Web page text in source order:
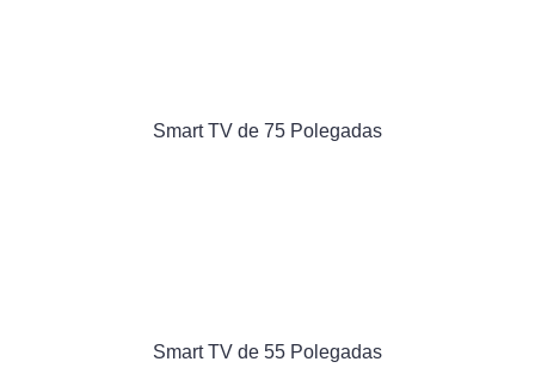
Smart TV de 75 Polegadas
Smart TV de 55 Polegadas